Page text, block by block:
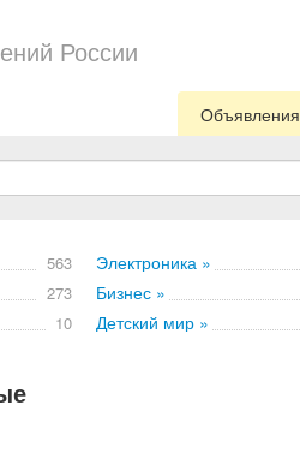
России
Объявления
563 Электроника »
273 Бизнес »
10 Детский мир »